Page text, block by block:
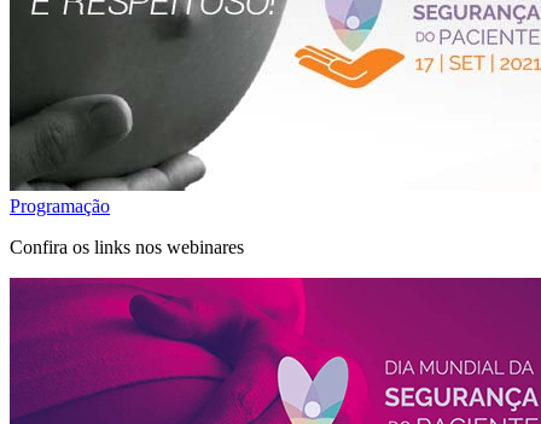
Programação
Confira os links nos webinares